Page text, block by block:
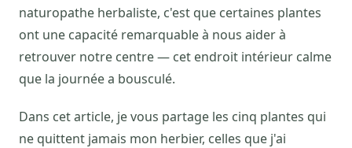
naturopathe herbaliste, c'est que certaines plantes
ont une capacité remarquable à nous aider à
retrouver notre centre — cet endroit intérieur calme
que la journée a bousculé.
Dans cet article, je vous partage les cinq plantes qui
ne quittent jamais mon herbier, celles que j'ai